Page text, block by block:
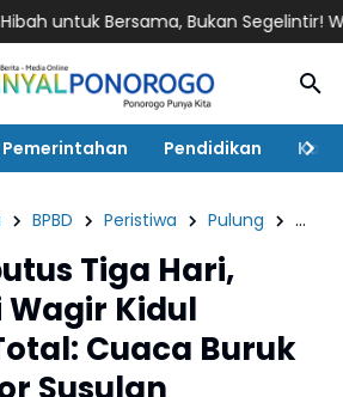
Bersama, Bukan Segelintir! Warga
Pemerintahan Pendidikan
BPBD Peristiwa Pulung
Tiga Hari,
Wagir Kidul
Cuaca Buruk